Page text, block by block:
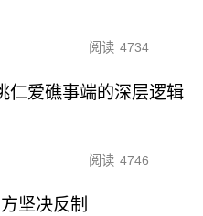
阅读 4734
仁爱礁事端的深层逻辑
阅读 4746
坚决反制